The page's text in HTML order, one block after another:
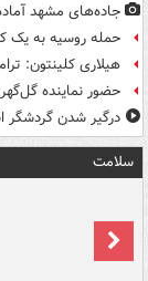
جاده‌های مشهد
حمله روسیه به یک
هیلاری کلینتون:
حضور نماینده
درگیر شدن گردشگر
سلامت